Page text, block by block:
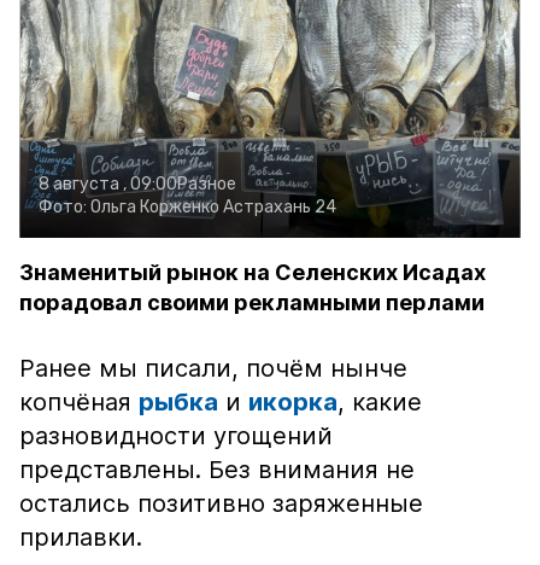
8 августа , 09:00Разное
Фото: Ольга Корженко Астрахань 24
Знаменитый рынок на Селенских Исадах
порадовал своими рекламными перлами
Ранее мы писали, почём нынче
копчёная рыбка и икорка, какие
разновидности угощений
представлены. Без внимания не
остались позитивно заряженные
прилавки.